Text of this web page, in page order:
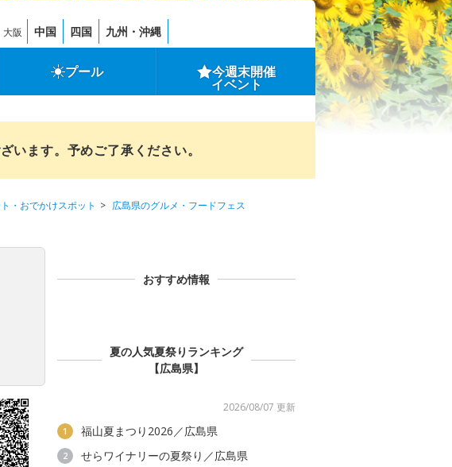
大阪 中国 四国 九州・沖縄
プール 今週末開催
イベント
います。予めご了承ください。
・おでかけスポット
広島県のグルメ・フードフェス
おすすめ情報
夏の人気夏祭りランキング
【広島県】
2026/08/07 更新
1 福山夏まつり2026／広島県
2 せらワイナリーの夏祭り／広島県